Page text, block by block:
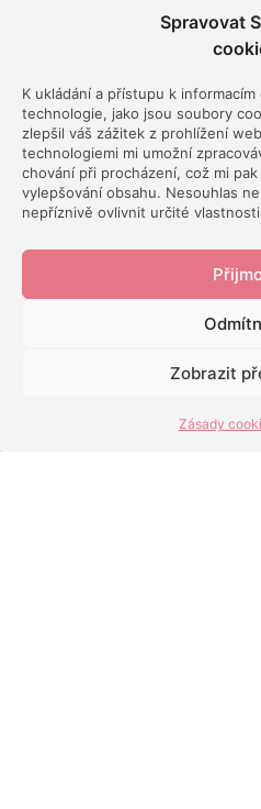
Spravovat
K ukládání a přístupu k
technologie, jako jsou soubory
zlepšil váš zážitek z prohlížení
technologiemi mi umožní
chování při procházení, což mi
vylepšování obsahu. Nesouhlas
nepříznivě ovlivnit určité
Zobrazit
Zásady
Odběr